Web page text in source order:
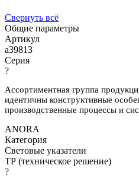
Свернуть всё
Общие параметры
Артикул
a39813
Серия
?
Ассортиментная группа
идентичны конструктивные
производственные процессы и
ANORA
Категория
Световые указатели
ТР (техническое решение)
?